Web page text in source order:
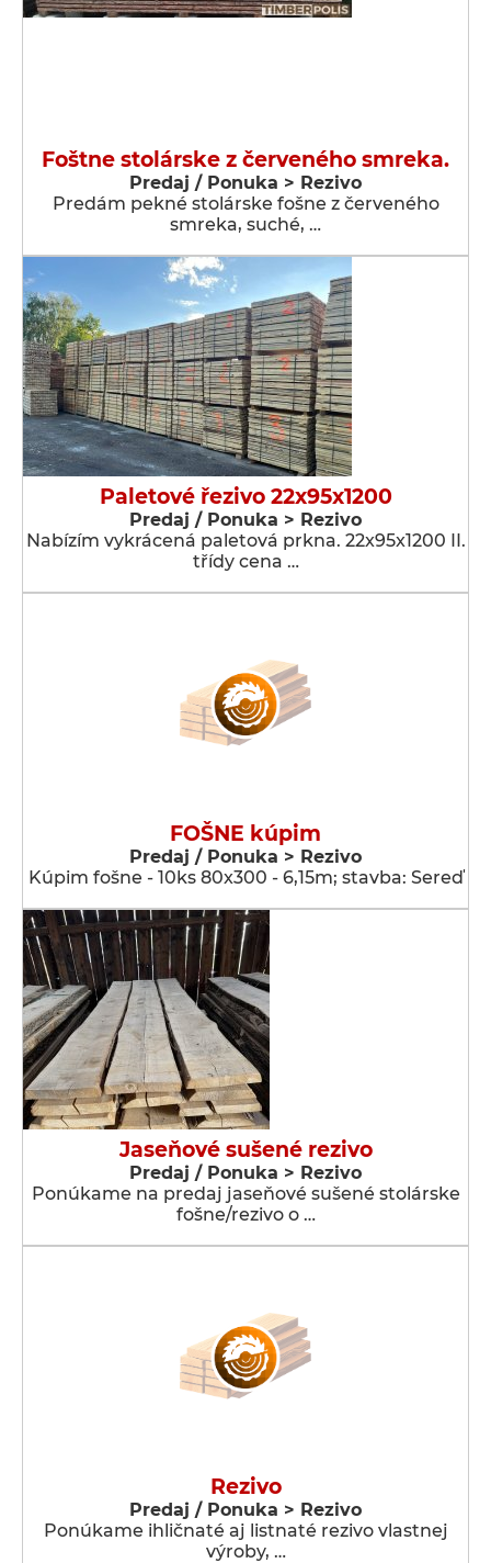
Foštne stolárske z červeného smreka.
Predaj / Ponuka > Rezivo
Predám pekné stolárske fošne z červeného
smreka, suché, …
Paletové řezivo 22x95x1200
Predaj / Ponuka > Rezivo
Nabízím vykrácená paletová prkna. 22x95x1200 II.
třídy cena …
FOŠNE kúpim
Predaj / Ponuka > Rezivo
Kúpim fošne - 10ks 80x300 - 6,15m; stavba: Sereď
Jaseňové sušené rezivo
Predaj / Ponuka > Rezivo
Ponúkame na predaj jaseňové sušené stolárske
fošne/rezivo o …
Rezivo
Predaj / Ponuka > Rezivo
Ponúkame ihličnaté aj listnaté rezivo vlastnej
výroby, …